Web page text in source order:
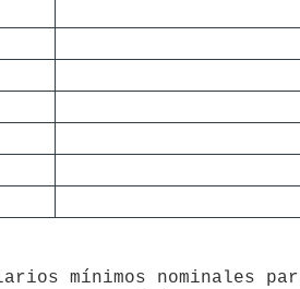
salarios mínimos